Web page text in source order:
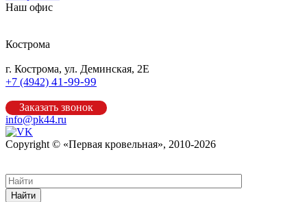
Наш офис
Кострома
г. Кострома, ул. Деминская, 2Е
+7 (4942) 41-99-99
Заказать звонок
info@pk44.ru
Copyright © «Первая кровельная», 2010-2026
Найти